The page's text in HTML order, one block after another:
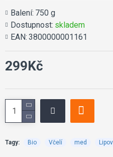
Balení: 750 g
Dostupnost: skladem
EAN: 3800000001161
299Kč
Tagy: Bio Včelí med